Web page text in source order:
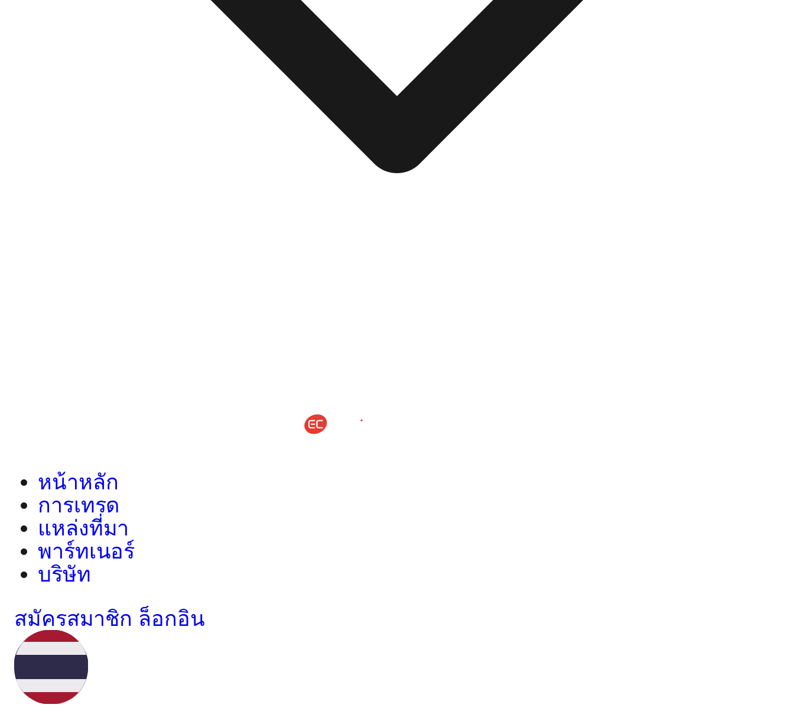
หน้าหลัก
การเทรด
แหล่งที่มา
พาร์ทเนอร์
บริษัท
สมัครสมาชิก ล็อกอิน